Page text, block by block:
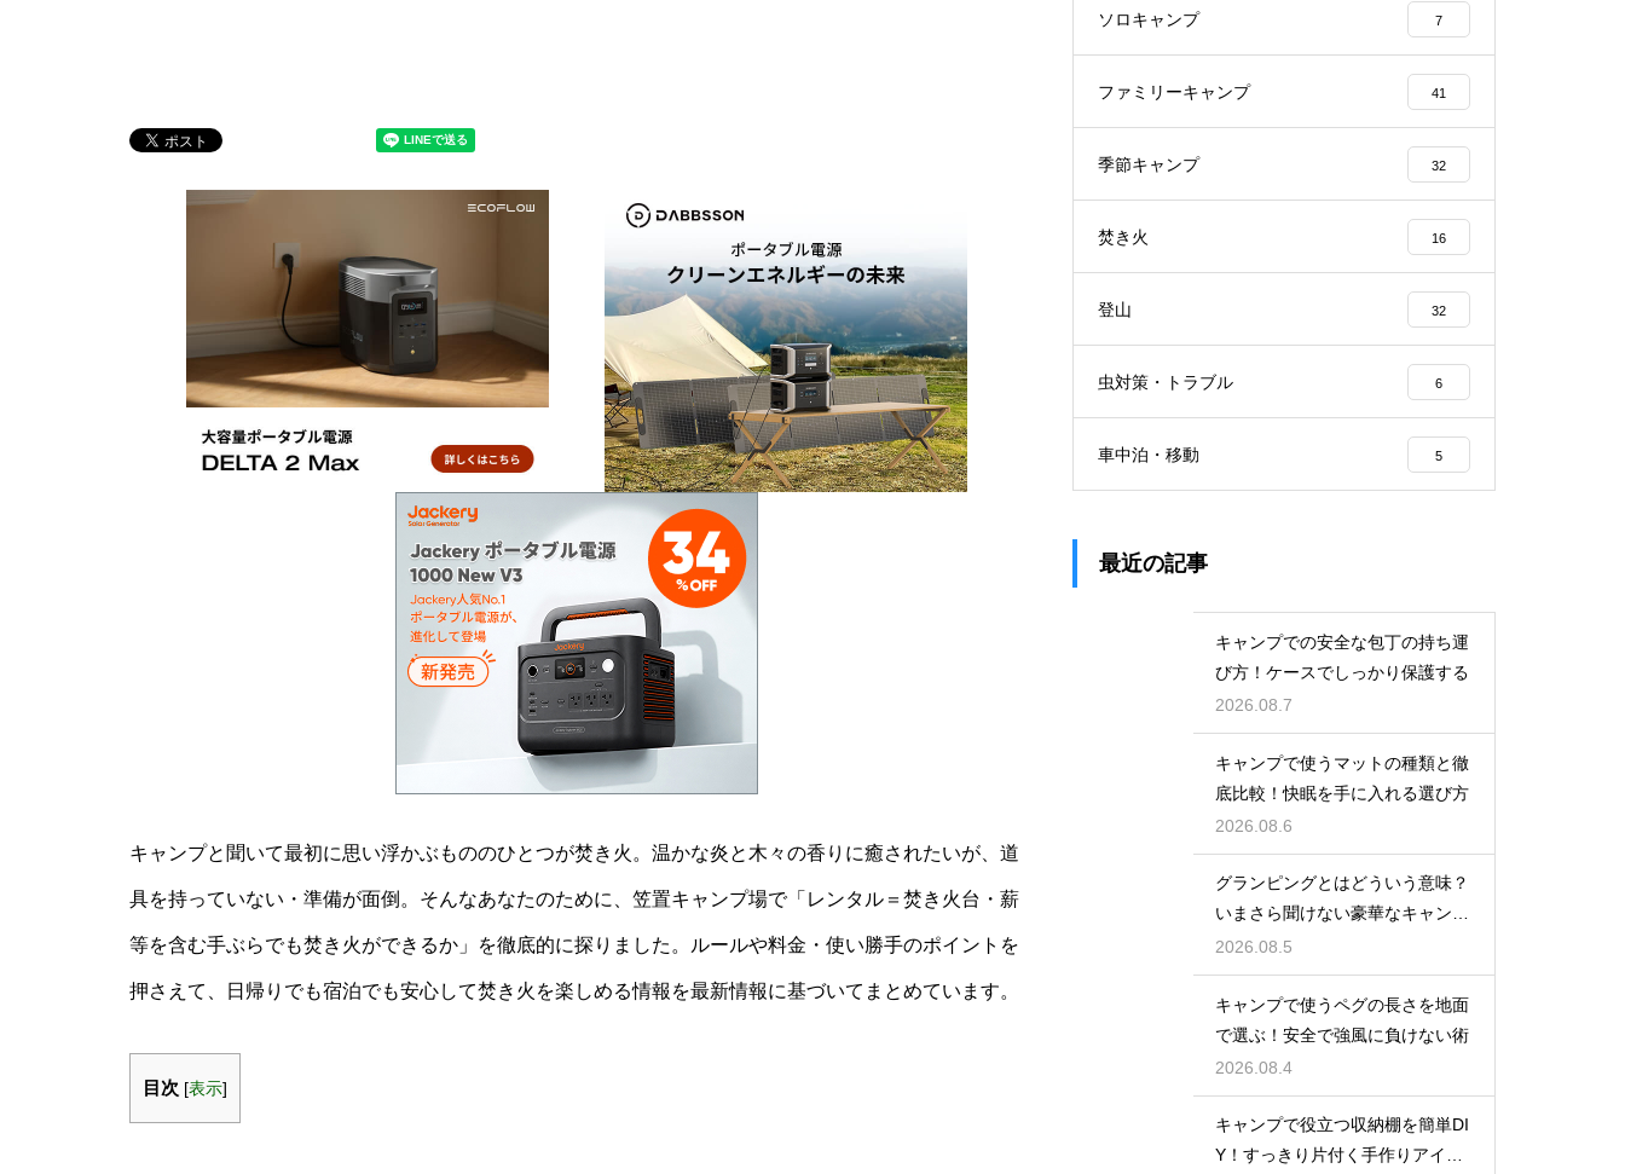
キャンプと聞いて最初に思い浮かぶもののひとつが焚き火。温かな炎と木々の香りに癒されたいが、道
具を持っていない・準備が面倒。そんなあなたのために、笠置キャンプ場で「レンタル＝焚き火台・薪
等を含む手ぶらでも焚き火ができるか」を徹底的に探りました。ルールや料金・使い勝手のポイントを
押さえて、日帰りでも宿泊でも安心して焚き火を楽しめる情報を最新情報に基づいてまとめています。
目次 [表示]
ソロキャンプ 7
ファミリーキャンプ 41
季節キャンプ 32
焚き火 16
登山 32
虫対策・トラブル 6
車中泊・移動 5
最近の記事
キャンプでの安全な包丁の持ち運
び方！ケースでしっかり保護する
2026.08.7
キャンプで使うマットの種類と徹
底比較！快眠を手に入れる選び方
2026.08.6
グランピングとはどういう意味？
いまさら聞けない豪華なキャンプ
術
2026.08.5
キャンプで使うペグの長さを地面
で選ぶ！安全で強風に負けない術
2026.08.4
キャンプで役立つ収納棚を簡単DI
Y！すっきり片付く手作りアイデ